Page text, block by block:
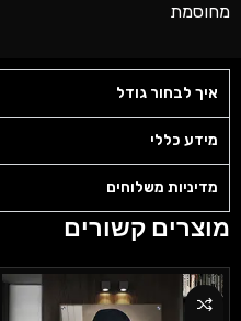
מחוסמת
איך לבחור גודל
מידע כללי
מדיניות משלוחים
מוצרים קשורים